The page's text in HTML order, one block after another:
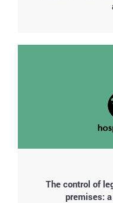
The control of
premises: